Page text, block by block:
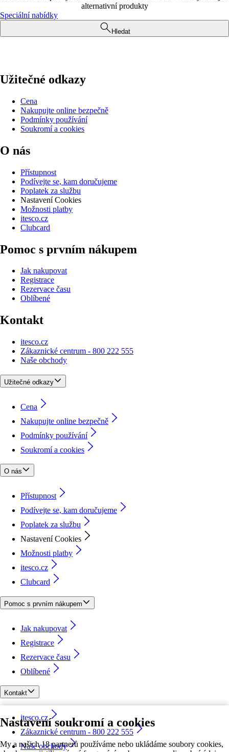
Nastavení soukromí a cookies
My a našich 18 partnerů používáme nebo ukládáme soubory cookies,
alternativní produkty
Speciální nabídky
Hledat
Užitečné odkazy
Cena
Nakupujte online bezpečně
Podmínky používání
Soukromí a cookies
O nás
Přístupnost
Podívejte se, kam doručujeme
Poplatek za službu
Nastavení Cookies
Možnosti platby
itesco.cz
Clubcard
Pomoc s prvním nákupem
Jak nakupovat
Registrace
Rezervace času
Oblíbené
Kontakt
itesco.cz
Zákaznické centrum - 800 222 555
Naše obchody
Užitečné odkazy
Cena
Nakupujte online bezpečně
Podmínky používání
Soukromí a cookies
O nás
Přístupnost
Podívejte se, kam doručujeme
Poplatek za službu
Nastavení Cookies
Možnosti platby
itesco.cz
Clubcard
Pomoc s prvním nákupem
Jak nakupovat
Registrace
Rezervace času
Oblíbené
Kontakt
itesco.cz
Zákaznické centrum - 800 222 555
Naše obchody